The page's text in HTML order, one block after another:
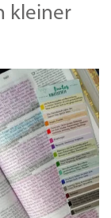
kleiner